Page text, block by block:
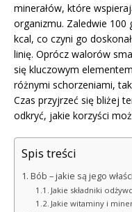
minerałów, które
organizmu. Zaledwie
kcal, co czyni go
linię. Oprócz walorów
się kluczowym
różnymi schorzeniami,
Czas przyjrzeć się bliżej
odkryć, jakie korzyści
Spis treści
Bób – jakie są jego
Jakie składniki
Jakie witaminy i